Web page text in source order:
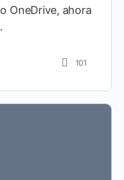
OneDrive, ahora
101